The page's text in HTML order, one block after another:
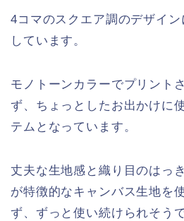
4コマのスクエア調のデザイ
しています。
モノトーンカラーでプリント
ず、ちょっとしたお出かけに
テムとなっています。
丈夫な生地感と織り目のはっ
が特徴的なキャンバス生地を
ず、ずっと使い続けられそうで